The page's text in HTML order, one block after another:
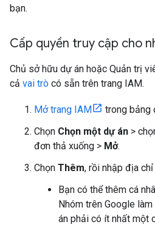
bạn.
Cấp quyền truy cập cho
Chủ sở hữu dự án hoặc Quản trị
cả vai trò có sẵn trên trang IAM.
Mở trang IAM
trong bảng
Chọn Chọn một dự án >
đơn thả xuống > Mở.
Chọn Thêm, rồi nhập địa
Bạn có thể thêm cá
Nhóm trên Google
án phải có ít nhất một